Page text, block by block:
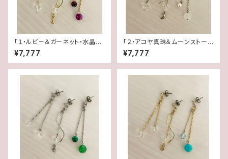
「１・ルビー＆ガーネット・水晶」
【3WAY 数字イヤリング＆ピア
ス】
¥7,777
「２・アコヤ真珠＆ムーンストー
ン・水晶」【3WAY 数字イヤリン
グ＆ピアス】
¥7,777